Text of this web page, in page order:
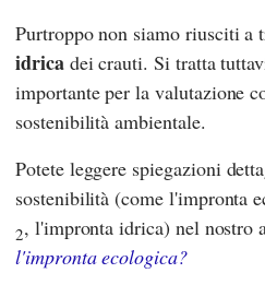
Purtroppo non siamo riusciti a
idricadei crauti. Si tratta
importante per la valutazione
sostenibilità ambientale.
Potete leggere spiegazioni
sostenibilità (come l'impronta
2, l'impronta idrica) nel nostro
l'impronta ecologica?